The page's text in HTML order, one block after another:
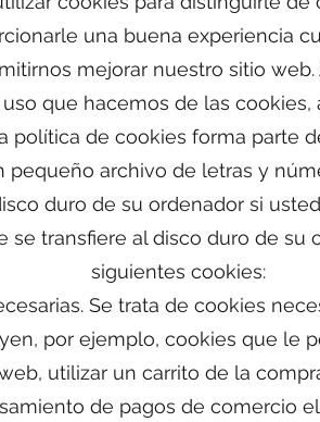
una buena experiencia
mejorar nuestro sitio
que hacemos de las
política de cookies forma parte
pequeño archivo de letras y
duro de su ordenador si
transfiere al disco duro de su
siguientes cookies:
Se trata de cookies
por ejemplo, cookies que le
utilizar un carrito de la
de pagos de comercio